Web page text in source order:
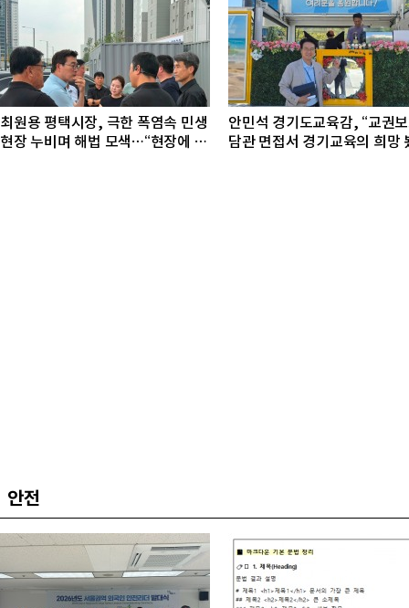
최원용 평택시장, 극한 폭염속 민생
현장 누비며 해법 모색…“현장에 답
안민석 경기도교육감, “교권
담관 면접서 경기교육의 희망
안전